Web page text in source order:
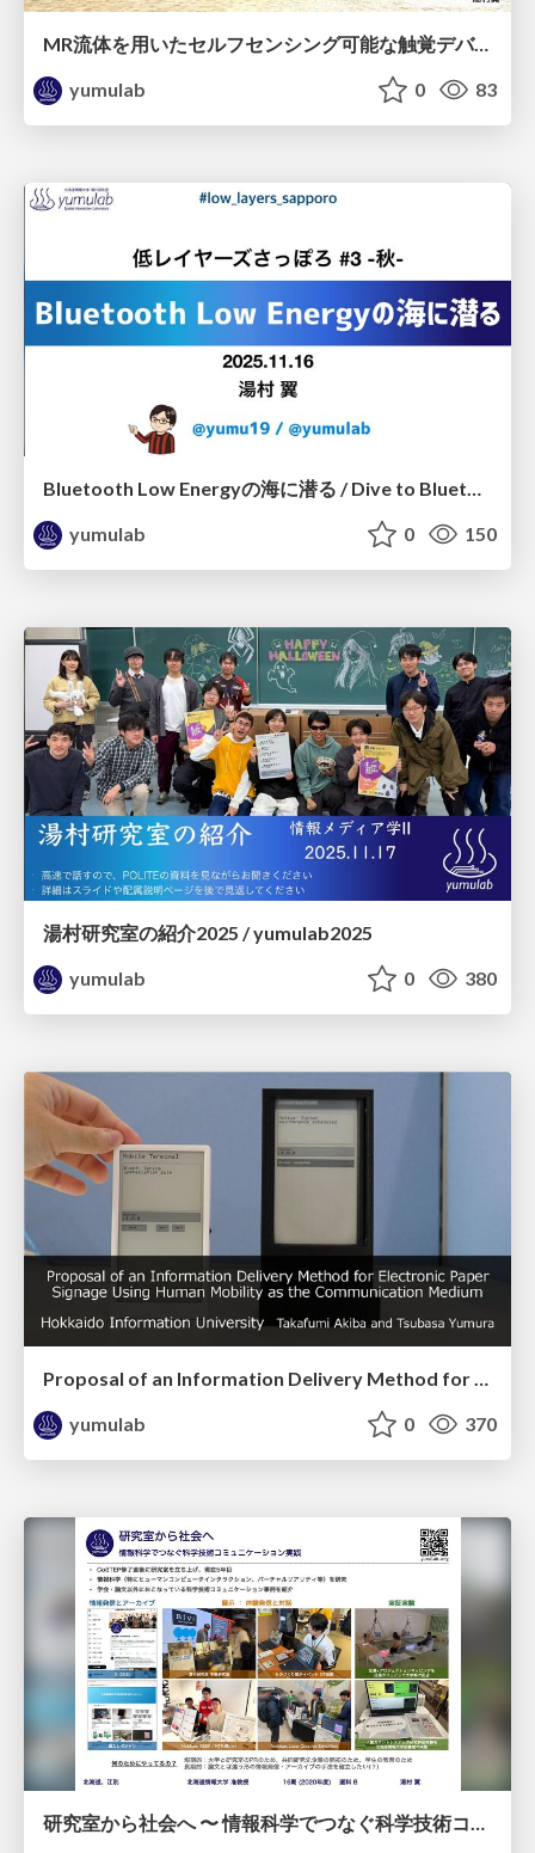
MR流体を用いたセルフセンシング可能な触覚デバイスの提案 / haptics36-kamimura
yumulab
0 83
Bluetooth Low Energyの海に潜る / Dive to Bluetooth Low Energy
yumulab
0 150
湯村研究室の紹介2025 / yumulab2025
yumulab
0 380
Proposal of an Information Delivery Method for Electronic Paper Signage Using Human Mobility as the Communication Medium / ICCE-Asia 2025
yumulab
0 370
研究室から社会へ 〜 情報科学でつなぐ科学技術コミュニケーション実践 / #CoSTEP20th